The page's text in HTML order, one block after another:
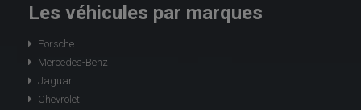
Les véhicules par marques
Porsche
Mercedes-Benz
Jaguar
Chevrolet